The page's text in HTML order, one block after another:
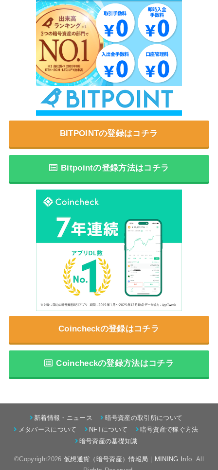
BITPOINTの登録はコチラ
Bitpointの登録方法はコチラ
Coincheckの登録はコチラ
Coincheckの登録方法はコチラ
新着情報・ニュース
暗号資産の取引所について
メタバースについて
NFTについて
暗号資産で稼ぐ方法
暗号資産の基礎知識
©Copyright2026仮想通貨（暗号資産）情報局｜MINING Info. .All